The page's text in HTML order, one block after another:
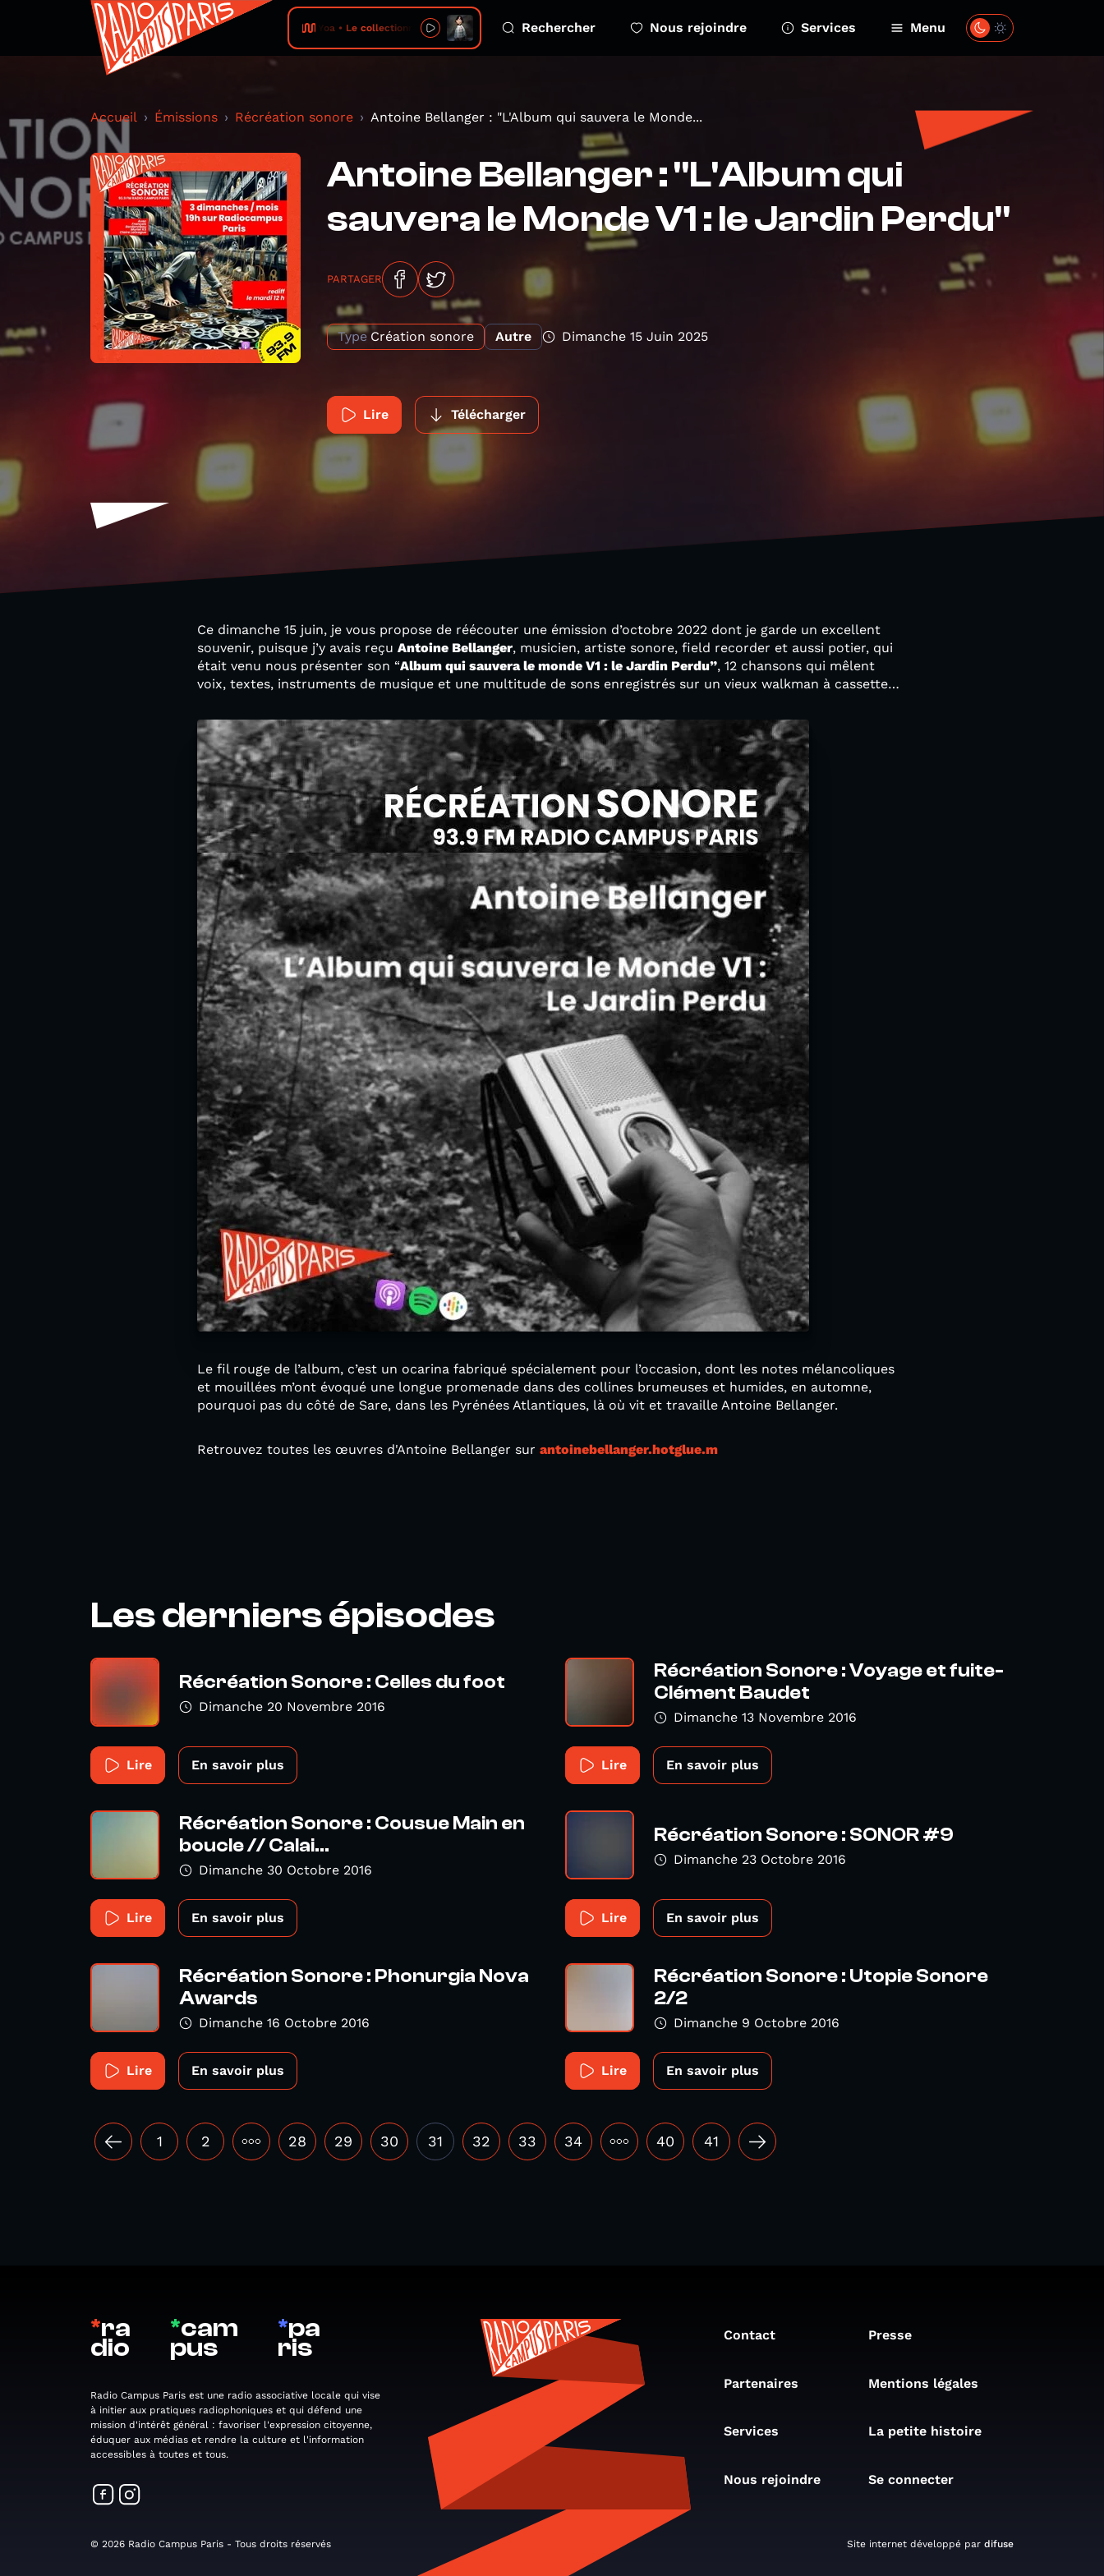
Yoa • Le collectionneur Rechercher Nous rejoindre Services Menu
Accueil Émissions Récréation sonore Antoine Bellanger : "L'Album qui sauvera le Monde...
Antoine Bellanger : "L'Album qui
sauvera le Monde V1 : le Jardin Perdu"
PARTAGER
Type Création sonore Autre Dimanche 15 Juin 2025
Lire Télécharger
Ce dimanche 15 juin, je vous propose de réécouter une émission d’octobre 2022 dont je garde un excellent
souvenir, puisque j’y avais reçu Antoine Bellanger, musicien, artiste sonore, field recorder et aussi potier, qui
était venu nous présenter son “Album qui sauvera le monde V1 : le Jardin Perdu”, 12 chansons qui mêlent
voix, textes, instruments de musique et une multitude de sons enregistrés sur un vieux walkman à cassette…
Le fil rouge de l’album, c’est un ocarina fabriqué spécialement pour l’occasion, dont les notes mélancoliques
et mouillées m’ont évoqué une longue promenade dans des collines brumeuses et humides, en automne,
pourquoi pas du côté de Sare, dans les Pyrénées Atlantiques, là où vit et travaille Antoine Bellanger.
Retrouvez toutes les œuvres d'Antoine Bellanger sur antoinebellanger.hotglue.m
Les derniers épisodes
Récréation Sonore : Celles du foot
Dimanche 20 Novembre 2016
Lire En savoir plus
Récréation Sonore : Voyage et fuite-
Clément Baudet
Dimanche 13 Novembre 2016
Lire En savoir plus
Récréation Sonore : Cousue Main en
boucle // Calai...
Dimanche 30 Octobre 2016
Lire En savoir plus
Récréation Sonore : SONOR #9
Dimanche 23 Octobre 2016
Lire En savoir plus
Récréation Sonore : Phonurgia Nova
Awards
Dimanche 16 Octobre 2016
Lire En savoir plus
Récréation Sonore : Utopie Sonore
2/2
Dimanche 9 Octobre 2016
Lire En savoir plus
1 2 ••• 28 29 30 31 32 33 34 ••• 40 41
*ra
dio
*cam
pus
*pa
ris
Radio Campus Paris est une radio associative locale qui vise
à initier aux pratiques radiophoniques et qui défend une
mission d'intérêt général : favoriser l'expression citoyenne,
éduquer aux médias et rendre la culture et l'information
accessibles à toutes et tous.
Contact Presse
Partenaires Mentions légales
Services La petite histoire
Nous rejoindre Se connecter
© 2026 Radio Campus Paris - Tous droits réservés Site internet développé par difuse